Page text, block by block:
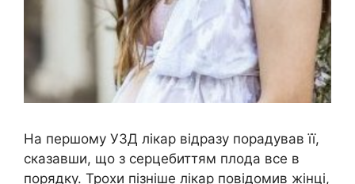
На першому УЗД лікар відразу порадував її,
сказавши, що з серцебиттям плода все в
порядку. Трохи пізніше лікар повідомив жінці,